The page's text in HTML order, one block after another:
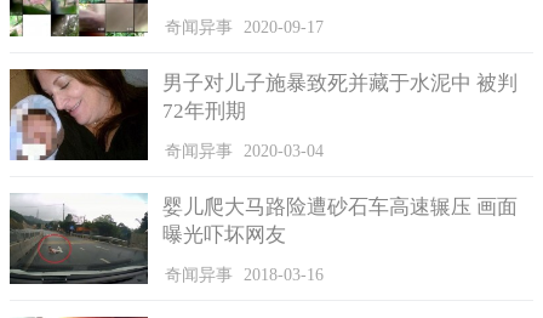
首先，依靠光线形成的影像及背景效果来抵消环境造成的影
的楼梯若也是倾斜状态，人在楼梯行走，就无法正确的判断墙上
壁画是否倾斜。
其次，进行小斜坡处理，抵消身体关节的自我判断。例如我
奇闻异事 2020-09-17
男子对儿子施暴致死并藏于水泥中 被判
72年刑期
奇闻异事 2020-03-04
婴儿爬大马路险遭砂石车高速辗压 画面
曝光吓坏网友
奇闻异事 2018-03-16